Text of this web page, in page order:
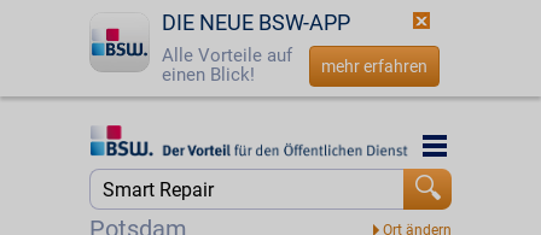
DIE NEUE BSW-APP
Alle Vorteile auf
einen Blick!
mehr erfahren
Startseite
Jetzt BSW-Mitglied werden
Potsdam
Startseite